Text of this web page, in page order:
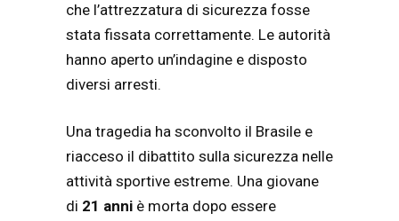
che l’attrezzatura di sicurezza fosse
stata fissata correttamente. Le autorità
hanno aperto un’indagine e disposto
diversi arresti.
Una tragedia ha sconvolto il Brasile e
riacceso il dibattito sulla sicurezza nelle
attività sportive estreme. Una giovane
di 21 anni è morta dopo essere